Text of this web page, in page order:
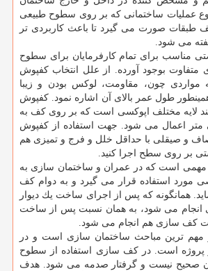
عملیات ساختمانی كه بر روی سطوح طبیعی
طبقات صورت می گیرد تا باعث كاربردی تر
می شود.
مناسب برای تمام كارفرمایان برای سطوح
متفاوت بوجود آورده. از علل انتخاب كفپوش
مواردی چون، مقاومت، لوكس بودن و زیبا
همینطور طول عمر بالای آن اشاره نمود. كفپوش
لایه مختلف اپوكسی است كه بر روی كف به
اعمال می شود. جهت استفاده از كفپوش
و صیقلی با حداقل خلل و فرج و تمیزی هم
بر روی سطح اجرا كنید.
است كه در عمران و ساختمان سازی به
استفاده قرار می گیرد و به دوام كف
همانگونه كه پس از اجرای ساخت یك دیوار
انجام می شود، به همان نسبت پس از ساخت
كف سازی هم انجام می شود.
ترین مباحث ساختمان سازی است و در
پروژه است. در كف سازی استفاده از سطوح
صحیح نیست و گرفتار صدمه می شود. هدف